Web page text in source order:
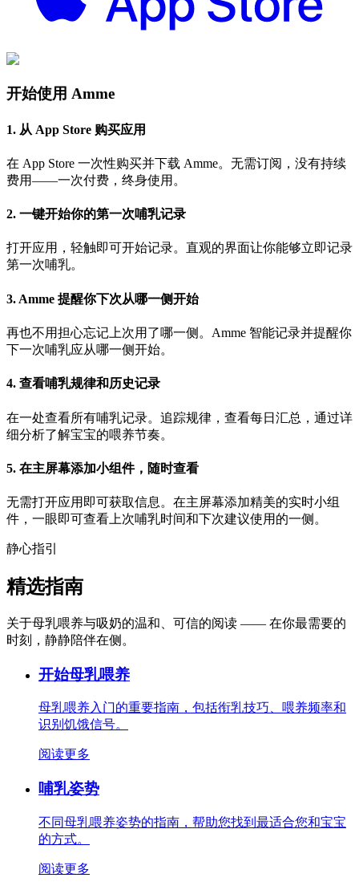
开始使用 Amme
1. 从 App Store 购买应用
在 App Store 一次性购买并下载 Amme。无需订阅，没有持续
费用——一次付费，终身使用。
2. 一键开始你的第一次哺乳记录
打开应用，轻触即可开始记录。直观的界面让你能够立即记录
第一次哺乳。
3. Amme 提醒你下次从哪一侧开始
再也不用担心忘记上次用了哪一侧。Amme 智能记录并提醒你
下一次哺乳应从哪一侧开始。
4. 查看哺乳规律和历史记录
在一处查看所有哺乳记录。追踪规律，查看每日汇总，通过详
细分析了解宝宝的喂养节奏。
5. 在主屏幕添加小组件，随时查看
无需打开应用即可获取信息。在主屏幕添加精美的实时小组
件，一眼即可查看上次哺乳时间和下次建议使用的一侧。
静心指引
精选指南
关于母乳喂养与吸奶的温和、可信的阅读 —— 在你最需要的
时刻，静静陪伴在侧。
开始母乳喂养
母乳喂养入门的重要指南，包括衔乳技巧、喂养频率和
识别饥饿信号。
阅读更多
哺乳姿势
不同母乳喂养姿势的指南，帮助您找到最适合您和宝宝
的方式。
阅读更多